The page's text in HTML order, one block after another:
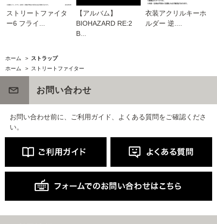
ストリートファイタ
ー6 フライ...
【アルバム】
BIOHAZARD RE:2
B...
衣装アクリルキーホ
ルダー 逆....
ホーム > ストラップ
ホーム
> ストリートファイター
お問い合わせ
お問い合わせ前に、ご利用ガイド、よくある質問をご確認くださ
い。